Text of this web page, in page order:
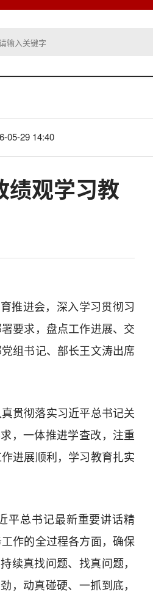
05-29 14:40
绩观学习教
推进会，深入学习贯彻习
要求，盘点工作进展、交
组书记、部长王文涛出席
贯彻落实习近平总书记关
，一体推进学查改，注重
进展顺利，学习教育扎实
平总书记最新重要讲话精
作的全过程各方面，确保
续真找问题、找真问题，
，动真碰硬、一抓到底，